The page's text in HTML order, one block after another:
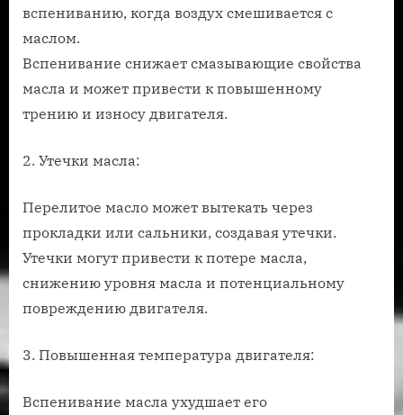
вспениванию, когда воздух смешивается с
маслом.
Вспенивание снижает смазывающие свойства
масла и может привести к повышенному
трению и износу двигателя.
2. Утечки масла:
Перелитое масло может вытекать через
прокладки или сальники, создавая утечки.
Утечки могут привести к потере масла,
снижению уровня масла и потенциальному
повреждению двигателя.
3. Повышенная температура двигателя:
Вспенивание масла ухудшает его